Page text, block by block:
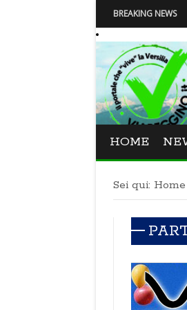
BREAKING NEWS
Festival La Versiliana -
HOME
Sei qui: Home